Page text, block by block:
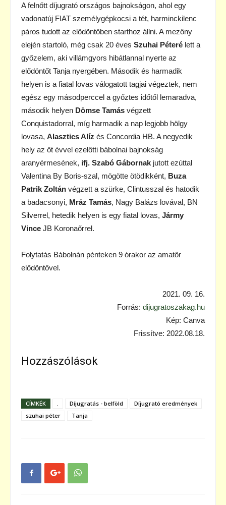
A felnőtt díjugrató országos bajnokságon, ahol egy
vadonatúj FIAT személygépkocsi a tét, harminckilenc
páros tudott az elődöntőben starthoz állni. A mezőny
elején startoló, még csak 20 éves Szuhai Péteré lett a
győzelem, aki villámgyors hibátlannal nyerte az
elődöntőt Tanja nyergében. Második és harmadik
helyen is a fiatal lovas válogatott tagjai végeztek, nem
egész egy másodperccel a győztes időtől lemaradva,
második helyen Dömse Tamás végzett
Conquistadorral, míg harmadik a nap legjobb hölgy
lovasa, Alasztics Alíz és Concordia HB. A negyedik
hely az öt évvel ezelőtti bábolnai bajnokság
aranyérmesének, ifj. Szabó Gábornak jutott ezúttal
Valentina By Boris-szal, mögötte ötödikként, Buza
Patrik Zoltán végzett a szürke, Clintusszal és hatodik
a badacsonyi, Mráz Tamás, Nagy Balázs lovával, BN
Silverrel, hetedik helyen is egy fiatal lovas, Jármy
Vince JB Koronaőrrel.
Folytatás Bábolnán pénteken 9 órakor az amatőr
elődöntővel.
2021. 09. 16.
Forrás: dijugratoszakag.hu
Kép: Canva
Frissítve: 2022.08.18.
Hozzászólások
CÍMKÉK Díjugratás - belföld
Díjugrató eredmények
szuhai péter
Tanja